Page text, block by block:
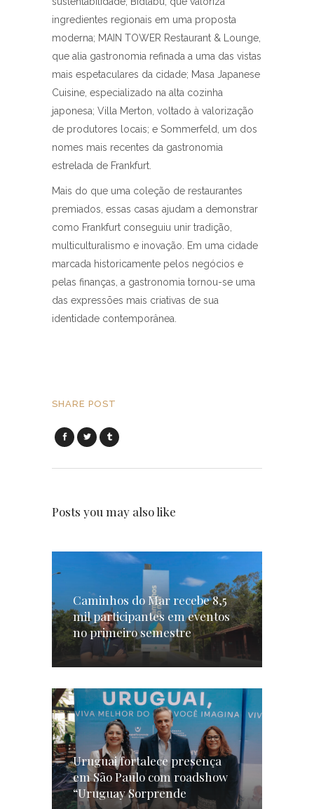
ingredientes regionais em uma proposta
moderna; MAIN TOWER Restaurant & Lounge,
que alia gastronomia refinada a uma das vistas
mais espetaculares da cidade; Masa Japanese
Cuisine, especializado na alta cozinha
japonesa; Villa Merton, voltado à valorização
de produtores locais; e Sommerfeld, um dos
nomes mais recentes da gastronomia
estrelada de Frankfurt.
Mais do que uma coleção de restaurantes
premiados, essas casas ajudam a demonstrar
como Frankfurt conseguiu unir tradição,
multiculturalismo e inovação. Em uma cidade
marcada historicamente pelos negócios e
pelas finanças, a gastronomia tornou-se uma
das expressões mais criativas de sua
identidade contemporânea.
SHARE POST
Posts you may also like
Caminhos do Mar recebe 8,5
mil participantes em eventos
no primeiro semestre
Uruguai fortalece presença
em São Paulo com roadshow
“Uruguay Sorprende